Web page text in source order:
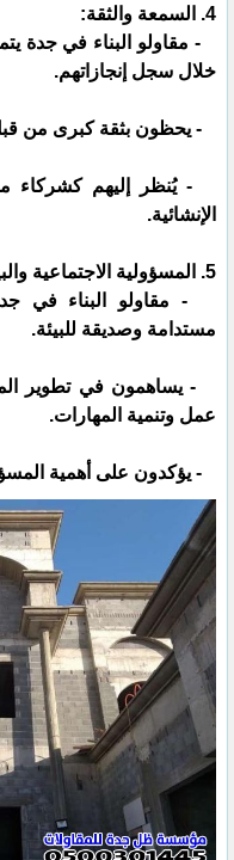
4. السمعة والثقة:
- مقاولو البناء في جدة
خلال سجل إنجازاتهم.
- يحظون بثقة كبرى من
- يُنظر إليهم كشركاء
الإنشائية.
5. المسؤولية الاجتماعية والبيئية:
- مقاولو البناء في
مستدامة وصديقة للبيئة.
- يساهمون في تطوير
عمل وتنمية المهارات.
- يؤكدون على أهمية